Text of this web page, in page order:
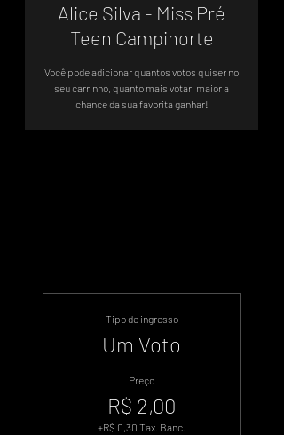
Alice Silva - Miss Pré
Teen Campinorte
Você pode adicionar quantos votos quiser no
seu carrinho, quanto mais votar, maior a
chance da sua favorita ganhar!
Tipo de ingresso
Um Voto
Preço
R$ 2,00
+R$ 0,30 Tax. Banc.